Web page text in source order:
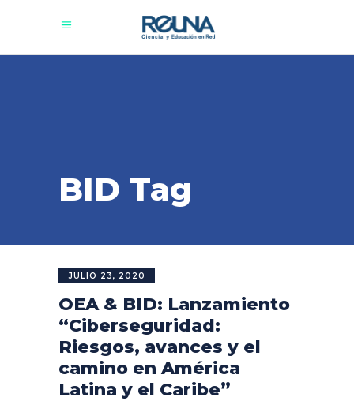
BID Tag
JULIO 23, 2020
OEA & BID: Lanzamiento
“Ciberseguridad:
Riesgos, avances y el
camino en América
Latina y el Caribe”